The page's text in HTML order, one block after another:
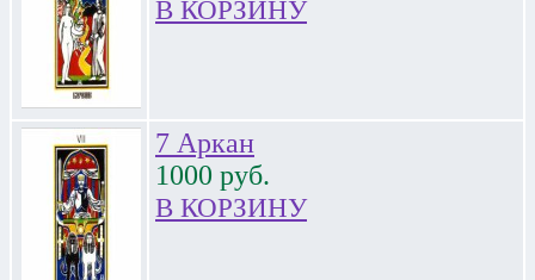
В КОРЗИНУ
7 Аркан
1000 руб.
В КОРЗИНУ